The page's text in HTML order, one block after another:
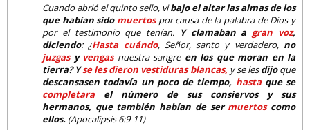
Cuando abrió el quinto sello, vibajo el altar las almas de los
que habían sido muertospor causa de la palabra de Dios y
por el testimonio que tenían. Y clamaban a gran voz,
diciendo: ¿Hasta cuándo, Señor, santo y verdadero, no
juzgasy vengasnuestra sangre en los que moran en la
tierra? Yse les dieron vestiduras blancas, y se lesdijoque
descansasen todavía un poco de tiempo, hastaque se
completarael número de sus consiervos y sus
hermanos, que también habían de ser muertoscomo
ellos. (Apocalipsis 6:9-11)